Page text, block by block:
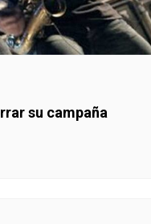
su campaña